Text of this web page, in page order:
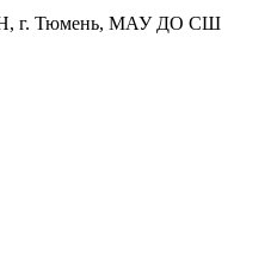
г. Тюмень, МАУ ДО СШ